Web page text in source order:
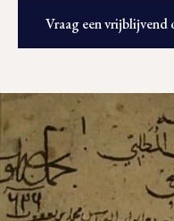
Vraag een vrijblijvend